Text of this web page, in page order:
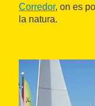
Corredor, on es
la natura.